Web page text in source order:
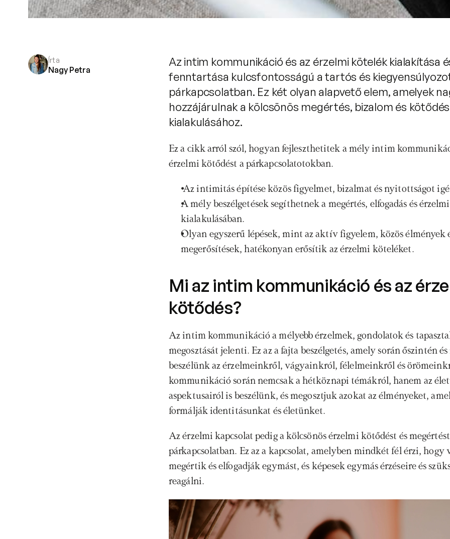
Írta
Nagy Petra
Az intim kommunikáció és az érzelmi kötelék kialakítása
fenntartása kulcsfontosságú a tartós és
párkapcsolatban. Ez két olyan alapvető elem, amelyek
hozzájárulnak a kölcsönös megértés, bizalom és kötődés
kialakulásához.
Ez a cikk arról szól, hogyan fejleszthetitek a mély intim
érzelmi kötődést a párkapcsolatotokban.
Az intimitás építése közös figyelmet, bizalmat és nyitottságot
A mély beszélgetések segíthetnek a megértés, elfogadás és
kialakulásában.
Olyan egyszerű lépések, mint az aktív figyelem, közös élmények
megerősítések, hatékonyan erősítik az érzelmi köteléket.
Mi az intim kommunikáció és az
kötődés?
Az intim kommunikáció a mélyebb érzelmek, gondolatok és
megosztását jelenti. Ez az a fajta beszélgetés, amely során őszintén
beszélünk az érzelmeinkről, vágyainkról, félelmeinkről és
kommunikáció során nemcsak a hétköznapi témákról, hanem az
aspektusairól is beszélünk, és megosztjuk azokat az élményeket,
formálják identitásunkat és életünket.
Az érzelmi kapcsolat pedig a kölcsönös érzelmi kötődést és
párkapcsolatban. Ez az a kapcsolat, amelyben mindkét fél érzi, hogy
megértik és elfogadják egymást, és képesek egymás érzéseire és
reagálni.